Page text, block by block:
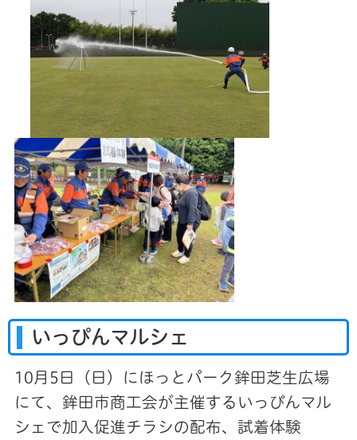
いっぴんマルシェ
10月5日（日）にほっとパーク鉾田芝生広場
にて、鉾田市商工会が主催するいっぴんマル
シェで加入促進チラシの配布、試着体験